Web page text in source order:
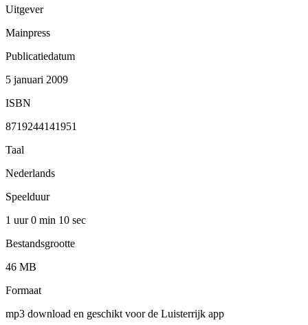
Uitgever
Mainpress
Publicatiedatum
5 januari 2009
ISBN
8719244141951
Taal
Nederlands
Speelduur
1 uur 0 min 10 sec
Bestandsgrootte
46 MB
Formaat
mp3 download en geschikt voor de Luisterrijk app